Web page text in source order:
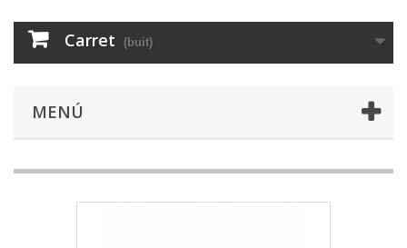
Carret (buit)
MENÚ